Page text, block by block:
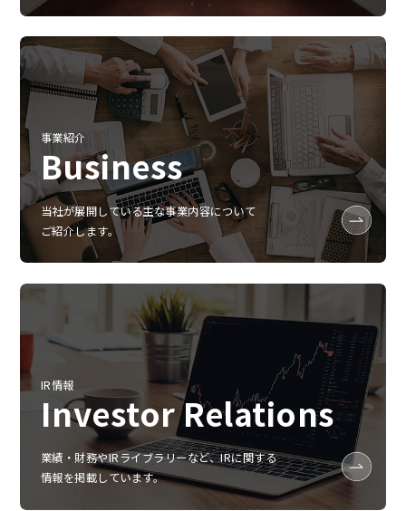
事業紹介
Business
当社が展開している主な事業内容について
ご紹介します。
IR情報
Investor Relations
業績‧財務やIRライブラリーなど、IRに関する
情報を掲載しています。